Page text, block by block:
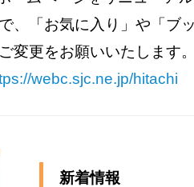
「お気に入り」や「ブ
変更をお願いいたします。
webc.sjc.ne.jp/hitachi
新着情報